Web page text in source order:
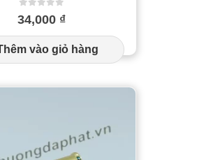
out of 5
34,000 ₫
vào giỏ hàng